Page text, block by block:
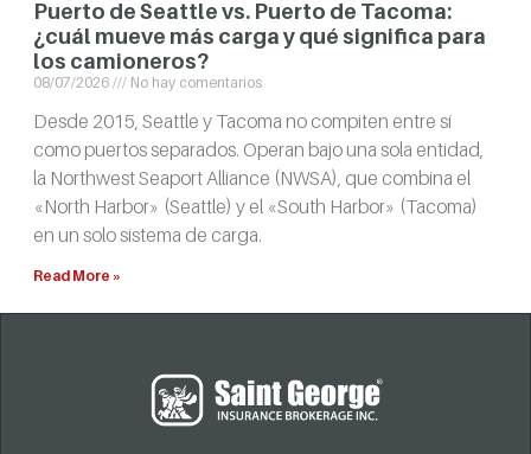
Puerto de Seattle vs. Puerto de Tacoma:
¿cuál mueve más carga y qué significa para
los camioneros?
08/07/2026 No hay comentarios
Desde 2015, Seattle y Tacoma no compiten entre sí
como puertos separados. Operan bajo una sola entidad,
la Northwest Seaport Alliance (NWSA), que combina el
«North Harbor» (Seattle) y el «South Harbor» (Tacoma)
en un solo sistema de carga.
Read More »